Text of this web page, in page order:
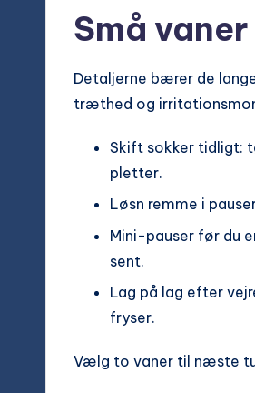
Små
Detaljerne bærer de
træthed og
Skift sokker tidligt:
pletter.
Løsn remme i
Mini-pauser før du
sent.
Lag på lag efter
fryser.
Vælg to vaner til næste